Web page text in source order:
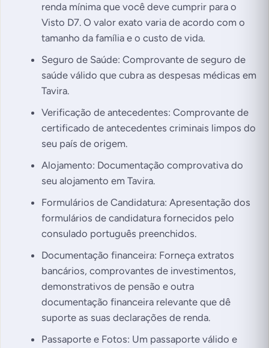
renda mínima que você deve cumprir para o
Visto D7. O valor exato varia de acordo com o
tamanho da família e o custo de vida.
Seguro de Saúde: Comprovante de seguro de
saúde válido que cubra as despesas médicas em
Tavira.
Verificação de antecedentes: Comprovante de
certificado de antecedentes criminais limpos do
seu país de origem.
Alojamento: Documentação comprovativa do
seu alojamento em Tavira.
Formulários de Candidatura: Apresentação dos
formulários de candidatura fornecidos pelo
consulado português preenchidos.
Documentação financeira: Forneça extratos
bancários, comprovantes de investimentos,
demonstrativos de pensão e outra
documentação financeira relevante que dê
suporte as suas declarações de renda.
Passaporte e Fotos: Um passaporte válido e